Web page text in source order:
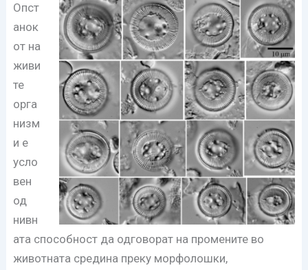
Опст
анок
от на
живи
те
орга
низм
и е
усло
вен
од
нивн
ата способност да одговорат на промените во
животната средина преку морфолошки,